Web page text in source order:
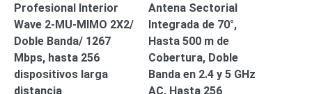
Profesional Interior
Wave 2-MU-MIMO 2X2/
Doble Banda/ 1267
Mbps, hasta 256
dispositivos larga
distancia
Antena Sectorial
Integrada de 70°,
Hasta 500 m de
Cobertura, Doble
Banda en 2.4 y 5 GHz
AC, Hasta 256